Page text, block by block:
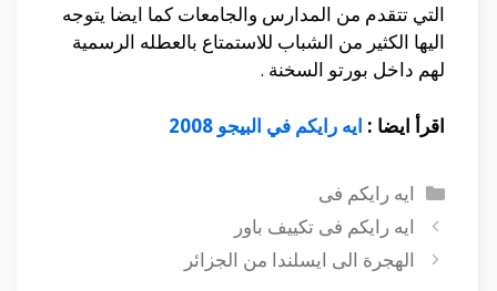
التي تتقدم من المدارس والجامعات كما ايضا يتوجه
اليها الكثير من الشباب للاستمتاع بالعطله الرسمية
لهم داخل بورتو السخنة .
اقرأ ايضا : ايه رايكم في البيجو 2008
التصنيفات
ايه رايكم فى
ايه رايكم فى تكييف باور
الهجرة الى ايسلندا من الجزائر